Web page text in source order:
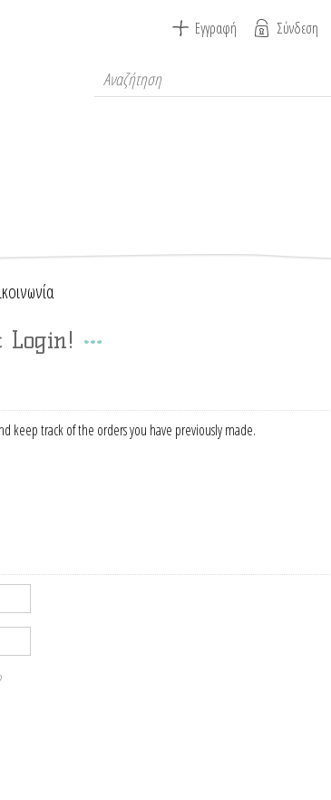
Εγγραφή Σύνδεση
Login!
keep track of the orders you have previously made.